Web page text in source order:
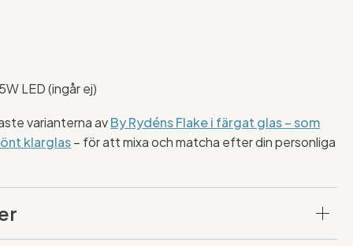
LED (ingår ej)
varianterna avBy Rydéns Flake i färgat glas – som
klarglas– för att mixa och matcha efter din personliga